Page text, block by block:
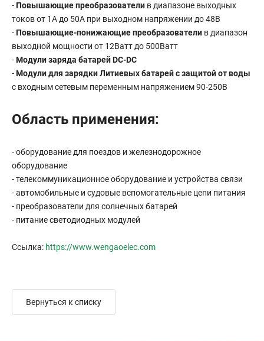
- Повышающие преобразователи в диапазоне выходных
токов от 1А до 50А при выходном напряжении до 48В
- Повышающие-понижающие преобразователи в диапазон
выходной мощности от 12Ватт до 500Ватт
-Модули заряда батарей DC-DC
-Модули для зарядки Литиевых батарей с защитой от воды
с входным сетевым переменным напряжением 90-250В
Область применения:
- оборудование для поездов и железнодорожное
оборудование
- телекоммуникационное оборудование и устройства связи
- автомобильные и судовые вспомогательные цепи питания
- преобразователи для солнечных батарей
- питание светодиодных модулей
Ссылка: https://www.wengaoelec.com
Вернуться к списку